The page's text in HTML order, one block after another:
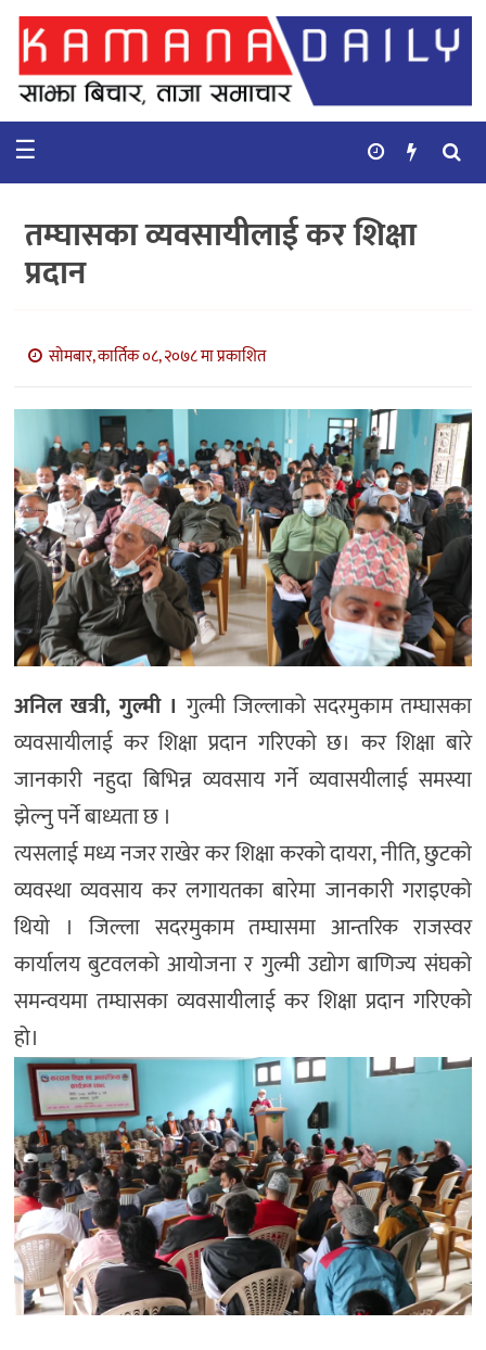
गृहपृष्ठ
समाचार
कुराकानी
बाणिज्य
भिडियो
सिफारिस
☰
तम्घासका व्यवसायीलाई कर शिक्षा
प्रदान
सोमबार, कार्तिक ०८, २०७८ मा प्रकाशित
अनिल खत्री, गुल्मी । गुल्मी जिल्लाको सदरमुकाम तम्घासका
व्यवसायीलाई कर शिक्षा प्रदान गरिएको छ। कर शिक्षा बारे
जानकारी नहुदा बिभिन्न व्यवसाय गर्ने व्यवासयीलाई समस्या
झेल्नु पर्ने बाध्यता छ ।
त्यसलाई मध्य नजर राखेर कर शिक्षा करको दायरा, नीति, छुटको
व्यवस्था व्यवसाय कर लगायतका बारेमा जानकारी गराइएको
थियो । जिल्ला सदरमुकाम तम्घासमा आन्तरिक राजस्वर
कार्यालय बुटवलको आयोजना र गुल्मी उद्योग बाणिज्य संघको
समन्वयमा तम्घासका व्यवसायीलाई कर शिक्षा प्रदान गरिएको
हो।